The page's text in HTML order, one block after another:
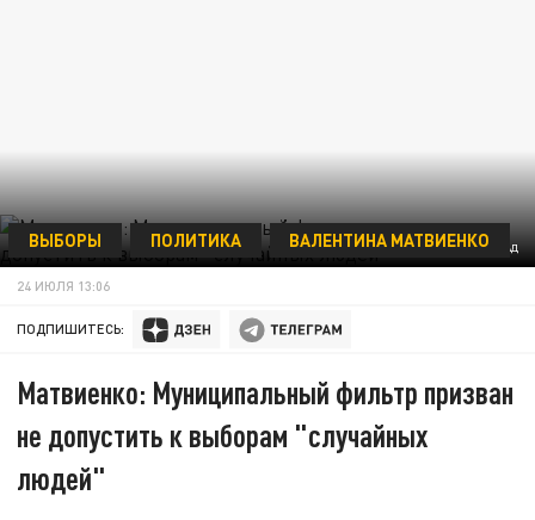
ФОТО: ЦАРЬГРАД
ВЫБОРЫ ПОЛИТИКА ВАЛЕНТИНА МАТВИЕНКО
24 ИЮЛЯ 13:06
ПОДПИШИТЕСЬ:
Матвиенко: Муниципальный фильтр призван
не допустить к выборам "случайных
людей"